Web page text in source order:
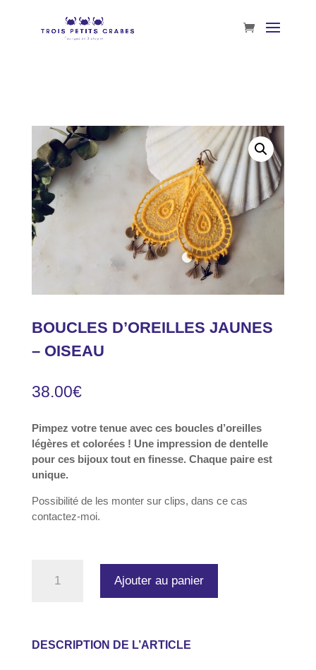
BOUCLES D’OREILLES JAUNES
– OISEAU
38.00€
Pimpez votre tenue avec ces boucles d’oreilles
légères et colorées ! Une impression de dentelle
pour ces bijoux tout en finesse. Chaque paire est
unique.
Possibilité de les monter sur clips, dans ce cas
contactez-moi.
-
Ajouter au panier
DESCRIPTION DE L’ARTICLE